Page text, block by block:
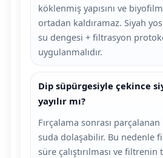
köklenmiş yapısını ve
ortadan kaldıramaz. Siyah
su dengesi + filtrasyon
uygulanmalıdır.
Dip süpürgesiyle çekince
yayılır mı?
Fırçalama sonrası
suda dolaşabilir. Bu nedenle
süre çalıştırılması ve